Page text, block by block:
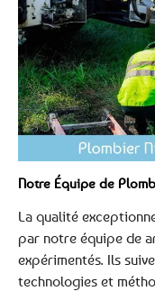
Notre Équipe de
La qualité
par notre équipe de
expérimentés. Ils
technologies et